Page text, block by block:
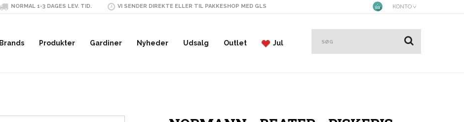
NORMAL 1-3 DAGES LEV. TID. VI SENDER DIREKTE ELLER TIL PAKKESHOP MED GLS KONTO
Brands Produkter Gardiner Nyheder Udsalg Outlet Jul